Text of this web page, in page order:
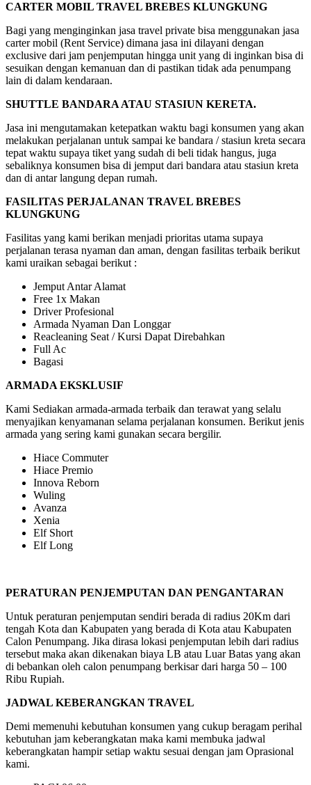
CARTER MOBIL TRAVEL BREBES KLUNGKUNG
Bagi yang menginginkan jasa travel private bisa menggunakan jasa
carter mobil (Rent Service) dimana jasa ini dilayani dengan
exclusive dari jam penjemputan hingga unit yang di inginkan bisa di
sesuikan dengan kemanuan dan di pastikan tidak ada penumpang
lain di dalam kendaraan.
SHUTTLE BANDARA ATAU STASIUN KERETA.
Jasa ini mengutamakan ketepatkan waktu bagi konsumen yang akan
melakukan perjalanan untuk sampai ke bandara / stasiun kreta secara
tepat waktu supaya tiket yang sudah di beli tidak hangus, juga
sebaliknya konsumen bisa di jemput dari bandara atau stasiun kreta
dan di antar langung depan rumah.
FASILITAS PERJALANAN TRAVEL BREBES
KLUNGKUNG
Fasilitas yang kami berikan menjadi prioritas utama supaya
perjalanan terasa nyaman dan aman, dengan fasilitas terbaik berikut
kami uraikan sebagai berikut :
Jemput Antar Alamat
Free 1x Makan
Driver Profesional
Armada Nyaman Dan Longgar
Reacleaning Seat / Kursi Dapat Direbahkan
Full Ac
Bagasi
ARMADA EKSKLUSIF
Kami Sediakan armada-armada terbaik dan terawat yang selalu
menyajikan kenyamanan selama perjalanan konsumen. Berikut jenis
armada yang sering kami gunakan secara bergilir.
Hiace Commuter
Hiace Premio
Innova Reborn
Wuling
Avanza
Xenia
Elf Short
Elf Long
PERATURAN PENJEMPUTAN DAN PENGANTARAN
Untuk peraturan penjemputan sendiri berada di radius 20Km dari
tengah Kota dan Kabupaten yang berada di Kota atau Kabupaten
Calon Penumpang. Jika dirasa lokasi penjemputan lebih dari radius
tersebut maka akan dikenakan biaya LB atau Luar Batas yang akan
di bebankan oleh calon penumpang berkisar dari harga 50 – 100
Ribu Rupiah.
JADWAL KEBERANGKAN TRAVEL
Demi memenuhi kebutuhan konsumen yang cukup beragam perihal
kebutuhan jam keberangkatan maka kami membuka jadwal
keberangkatan hampir setiap waktu sesuai dengan jam Oprasional
kami.